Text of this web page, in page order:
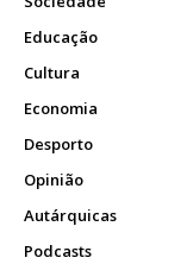
Educação
Cultura
Economia
Desporto
Opinião
Autárquicas
Podcasts